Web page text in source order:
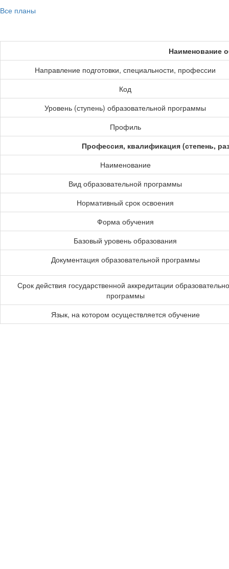
Все планы
Наименование
Направление подготовки, специальности, профессии
Код
Уровень (ступень) образовательной программы
Профиль
Профессия, квалификация (степень,
Наименование
Вид образовательной программы
Нормативный срок освоения
Форма обучения
Базовый уровень образования
Документация образовательной программы
Срок действия государственной аккредитации
программы
Язык, на котором осуществляется обучение